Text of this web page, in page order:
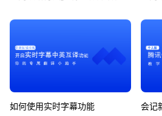
如何使用实时字幕功能 会记